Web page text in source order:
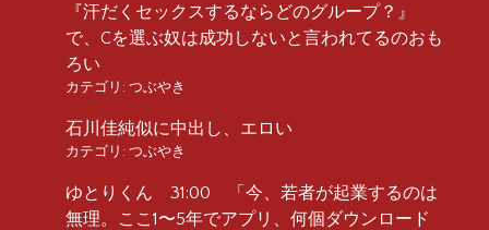
『汗だくセックスするならどのグループ？』
で、Cを選ぶ奴は成功しないと言われてるのおも
ろい
カテゴリ: つぶやき
石川佳純似に中出し、エロい
カテゴリ: つぶやき
ゆとりくん 31:00 「今、若者が起業するのは
無理。ここ1〜5年でアプリ、何個ダウンロード